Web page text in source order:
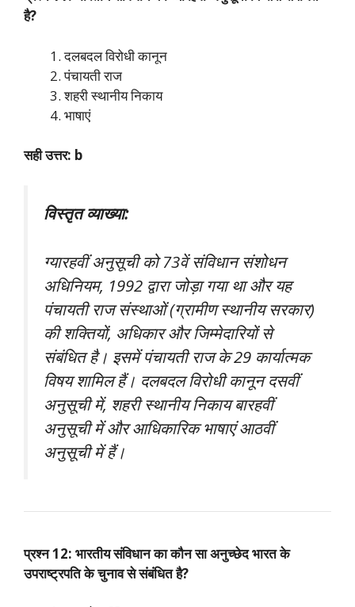
है?
दलबदल विरोधी कानून
पंचायती राज
शहरी स्थानीय निकाय
भाषाएं
सही उत्तर: b
विस्तृत व्याख्या:
ग्यारहवीं अनुसूची को 73वें संविधान संशोधन
अधिनियम, 1992 द्वारा जोड़ा गया था और यह
पंचायती राज संस्थाओं (ग्रामीण स्थानीय सरकार)
की शक्तियों, अधिकार और जिम्मेदारियों से
संबंधित है। इसमें पंचायती राज के 29 कार्यात्मक
विषय शामिल हैं। दलबदल विरोधी कानून दसवीं
अनुसूची में, शहरी स्थानीय निकाय बारहवीं
अनुसूची में और आधिकारिक भाषाएं आठवीं
अनुसूची में हैं।
प्रश्न 12: भारतीय संविधान का कौन सा अनुच्छेद भारत के
उपराष्ट्रपति के चुनाव से संबंधित है?